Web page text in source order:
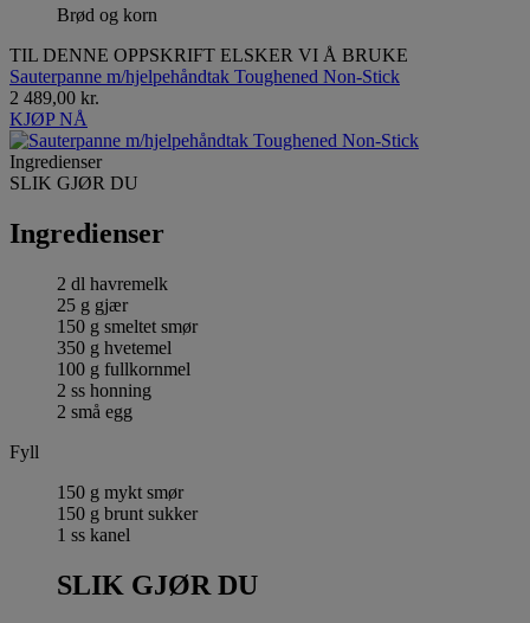
Brød og korn
TIL DENNE OPPSKRIFT ELSKER VI Å BRUKE
Sauterpanne m/hjelpehåndtak Toughened Non-Stick
2 489,00 kr.
KJØP NÅ
Ingredienser
SLIK GJØR DU
Ingredienser
2 dl havremelk
25 g gjær
150 g smeltet smør
350 g hvetemel
100 g fullkornmel
2 ss honning
2 små egg
Fyll
150 g mykt smør
150 g brunt sukker
1 ss kanel
SLIK GJØR DU